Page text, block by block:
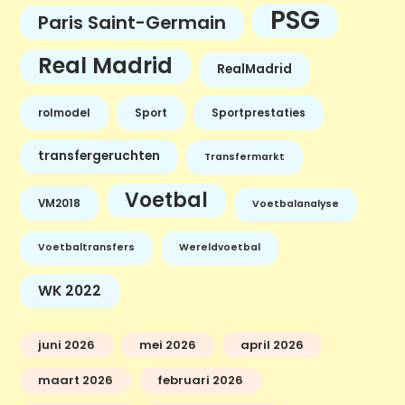
Paris Saint-Germain PSG
Real Madrid RealMadrid
rolmodel Sport Sportprestaties
transfergeruchten Transfermarkt
VM2018 Voetbal Voetbalanalyse
Voetbaltransfers Wereldvoetbal
WK 2022
juni 2026 mei 2026 april 2026
maart 2026 februari 2026